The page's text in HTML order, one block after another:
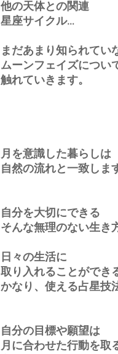
他の天体との関連
星座サイクル…
まだあまり知られてい
ムーンフェイズについ
触れていきます。
月を意識した暮らしは
自然の流れと一致しま
自分を大切にできる
そんな無理のない生き
日々の生活に
取り入れることができ
かなり、使える占星技
自分の目標や願望は
月に合わせた行動を取